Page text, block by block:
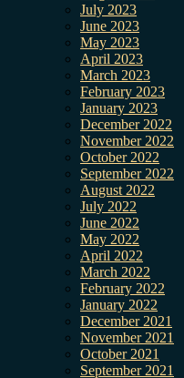
July 2023
June 2023
May 2023
April 2023
March 2023
February 2023
January 2023
December 2022
November 2022
October 2022
September 2022
August 2022
July 2022
June 2022
May 2022
April 2022
March 2022
February 2022
January 2022
December 2021
November 2021
October 2021
September 2021